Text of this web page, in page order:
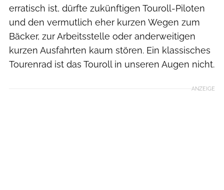
erratisch ist, dürfte zukünftigen Touroll-Piloten
und den vermutlich eher kurzen Wegen zum
Bäcker, zur Arbeitsstelle oder anderweitigen
kurzen Ausfahrten kaum stören. Ein klassisches
Tourenrad ist das Touroll in unseren Augen nicht.
ANZEIGE